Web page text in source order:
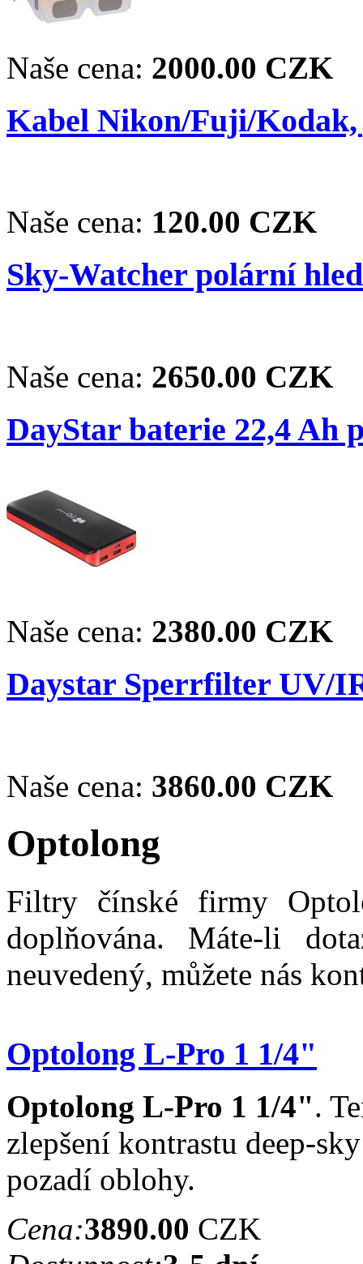
Naše cena: 2000.00 CZK
Kabel Nikon/Fuji/Kodak,
Naše cena: 120.00 CZK
Sky-Watcher polární
Naše cena: 2650.00 CZK
DayStar baterie 22,4
Naše cena: 2380.00 CZK
Daystar Sperrfilter UV/
Naše cena: 3860.00 CZK
Optolong
Filtry čínské firmy
doplňována. Máte-li
neuvedený, můžete nás
Optolong L-Pro 1 1/4"
Optolong L-Pro 1 1/4".
zlepšení kontrastu deep-
pozadí oblohy.
Cena:3890.00 CZK